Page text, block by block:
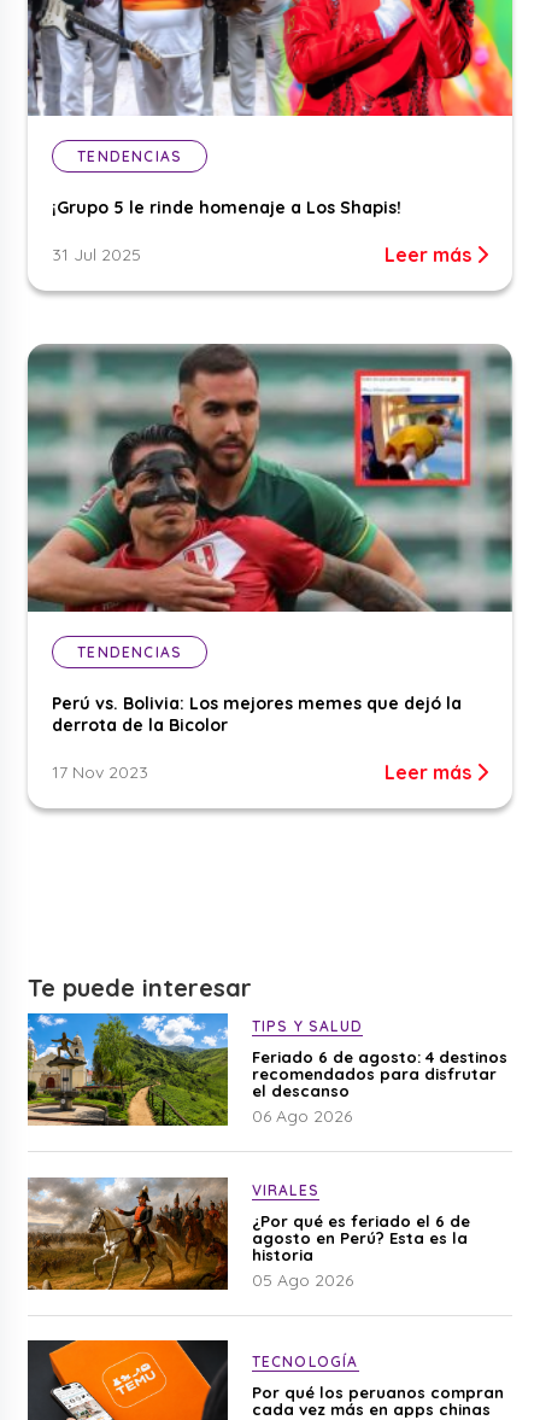
TENDENCIAS
¡Grupo 5 le rinde homenaje a Los Shapis!
31 Jul 2025 Leer más
TENDENCIAS
Perú vs. Bolivia: Los mejores memes que dejó la
derrota de la Bicolor
17 Nov 2023 Leer más
Te puede interesar
TIPS Y SALUD
Feriado 6 de agosto: 4 destinos
recomendados para disfrutar
el descanso
06 Ago 2026
VIRALES
¿Por qué es feriado el 6 de
agosto en Perú? Esta es la
historia
05 Ago 2026
TECNOLOGÍA
Por qué los peruanos compran
cada vez más en apps chinas